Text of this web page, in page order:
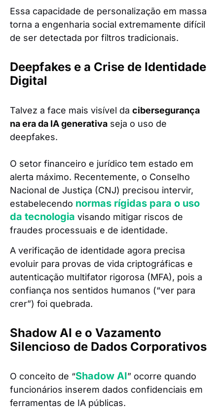
Essa capacidade de personalização em massa
torna a engenharia social extremamente difícil
de ser detectada por filtros tradicionais.
Deepfakes e a Crise de Identidade
Digital
Talvez a face mais visível da cibersegurança
na era da IA generativa seja o uso de
deepfakes.
O setor financeiro e jurídico tem estado em
alerta máximo. Recentemente, o Conselho
Nacional de Justiça (CNJ) precisou intervir,
estabelecendo normas rígidas para o uso
da tecnologia visando mitigar riscos de
fraudes processuais e de identidade.
A verificação de identidade agora precisa
evoluir para provas de vida criptográficas e
autenticação multifator rigorosa (MFA), pois a
confiança nos sentidos humanos (“ver para
crer”) foi quebrada.
Shadow AI e o Vazamento
Silencioso de Dados Corporativos
O conceito de “Shadow AI” ocorre quando
funcionários inserem dados confidenciais em
ferramentas de IA públicas.